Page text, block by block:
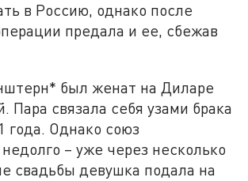
в Россию, однако после
предала и ее, сбежав
был женат на Диларе
Пара связала себя узами брака
года. Однако союз
– уже через несколько
свадьбы девушка подала на